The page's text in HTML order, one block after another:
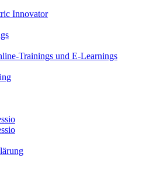
Innovator
Trainings und E-Learnings